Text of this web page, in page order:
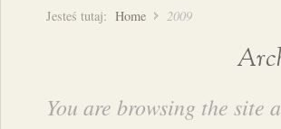
Jesteś tutaj: Home 2009
You are browsing the site